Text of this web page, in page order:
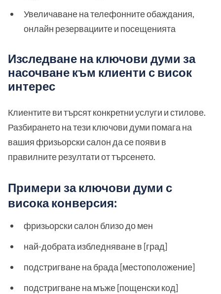
Увеличаване на телефонните обаждания,
онлайн резервациите и посещенията
Изследване на ключови думи за
насочване към клиенти с висок
интерес
Клиентите ви търсят конкретни услуги и стилове.
Разбирането на тези ключови думи помага на
вашия фризьорски салон да се появи в
правилните резултати от търсенето.
Примери за ключови думи с
висока конверсия:
фризьорски салон близо до мен
най-добрата избледняване в [град]
подстригване на брада [местоположение]
подстригване на мъже [пощенски код]